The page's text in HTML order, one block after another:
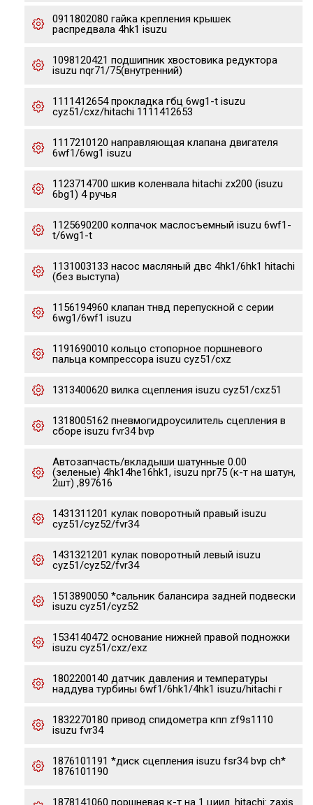
0911802080 гайка крепления крышек
распредвала 4hk1 isuzu
1098120421 подшипник хвостовика редуктора
isuzu nqr71/75(внутренний)
1111412654 прокладка гбц 6wg1-t isuzu
cyz51/cxz/hitachi 1111412653
1117210120 направляющая клапана двигателя
6wf1/6wg1 isuzu
1123714700 шкив коленвала hitachi zx200 (isuzu
6bg1) 4 ручья
1125690200 колпачок маслосъемный isuzu 6wf1-
t/6wg1-t
1131003133 насос масляный двс 4hk1/6hk1 hitachi
(без выступа)
1156194960 клапан тнвд перепускной с серии
6wg1/6wf1 isuzu
1191690010 кольцо стопорное поршневого
пальца компрессора isuzu cyz51/cxz
1313400620 вилка сцепления isuzu cyz51/cxz51
1318005162 пневмогидроусилитель сцепления в
сборе isuzu fvr34 bvp
Автозапчасть/вкладыши шатунные 0.00
(зеленые) 4hk14he16hk1, isuzu npr75 (к-т на шатун,
2шт) ,897616
1431311201 кулак поворотный правый isuzu
cyz51/cyz52/fvr34
1431321201 кулак поворотный левый isuzu
cyz51/cyz52/fvr34
1513890050 *сальник балансира задней подвески
isuzu cyz51/cyz52
1534140472 основание нижней правой подножки
isuzu cyz51/cxz/exz
1802200140 датчик давления и температуры
наддува турбины 6wf1/6hk1/4hk1 isuzu/hitachi r
1832270180 привод спидометра кпп zf9s1110
isuzu fvr34
1876101191 *диск сцепления isuzu fsr34 bvp ch*
1876101190
1878141060 поршневая к-т на 1 циил. hitachi: zaxis